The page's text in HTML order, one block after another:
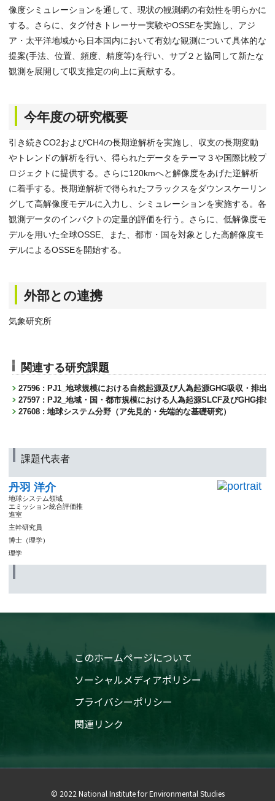
像度シミュレーションを通して、現状の観測網の有効性を明らかに
する。さらに、タグ付きトレーサー実験やOSSEを実施し、アジ
ア・太平洋地域から日本国内において有効な観測について具体的な
提案(手法、位置、頻度、精度等)を行い、サブ２と協同して新たな
観測を展開して収支推定の向上に貢献する。
今年度の研究概要
引き続きCO2およびCH4の長期逆解析を実施し、収支の長期変動
やトレンドの解析を行い、得られたデータをテーマ３や国際比較プ
ロジェクトに提供する。さらに120kmへと解像度をあげた逆解析
に着手する。長期逆解析で得られたフラックスをダウンスケーリン
グして高解像度モデルに入力し、シミュレーションを実施する。各
観測データのインパクトの定量的評価を行う。さらに、低解像度モ
デルを用いた全球OSSE、また、都市・国を対象とした高解像度モ
デルによるOSSEを開始する。
外部との連携
気象研究所
関連する研究課題
27596 : PJ1_地球規模における自然起源及び人為起源GHG吸収・排出
27597 : PJ2_地域・国・都市規模における人為起源SLCF及びGHG排出
27608 : 地球システム分野（ア先見的・先端的な基礎研究）
課題代表者
丹羽 洋介
地球システム領域
エミッション統合評価推
進室
主幹研究員
博士（理学）
理学
このホームページについて
ソーシャルメディアポリシー
プライバシーポリシー
関連リンク
© 2022 National Institute for Environmental Studies